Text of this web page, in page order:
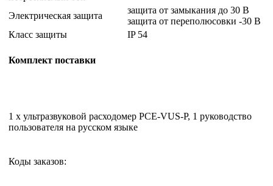
Электрическая защита
защита от замыкания до 30 В
защита от переполюсовки -30 В
Класс защиты
IP 54
Комплект поставки
1 x ультразвуковой расходомер PCE-VUS-P, 1 руководство
пользователя на русском языке
Коды заказов: